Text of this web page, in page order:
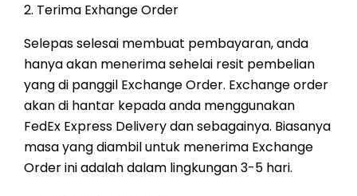
2. Terima Exhange Order
Selepas selesai membuat pembayaran, anda
hanya akan menerima sehelai resit pembelian
yang di panggil Exchange Order. Exchange order
akan di hantar kepada anda menggunakan
FedEx Express Delivery dan sebagainya. Biasanya
masa yang diambil untuk menerima Exchange
Order ini adalah dalam lingkungan 3-5 hari.